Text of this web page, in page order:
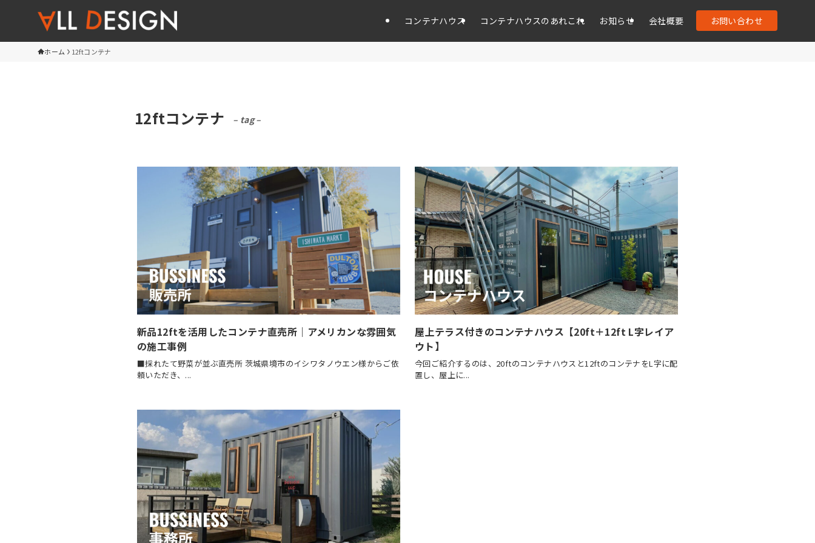
コンテナハウス コンテナハウスのあれこれ お知らせ 会社概要 お問い合わせ
ホーム 12ftコンテナ
12ftコンテナ – tag –
新品12ftを活用したコンテナ直売所｜アメリカンな雰囲気
の施工事例
■採れたて野菜が並ぶ直売所 茨城県境市のイシワタノウエン様からご依
頼いただき、...
屋上テラス付きのコンテナハウス【20ft＋12ft L字レイア
ウト】
今回ご紹介するのは、20ftのコンテナハウスと12ftのコンテナをL字に配
置し、屋上に...